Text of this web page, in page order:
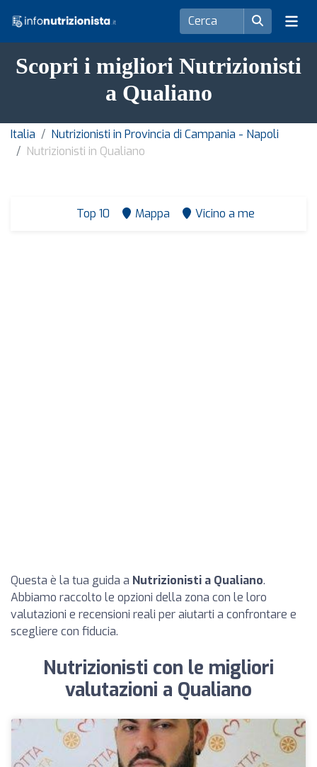
Scopri i migliori Nutrizionisti
a Qualiano
Italia
Nutrizionisti in Provincia di Campania - Napoli
Nutrizionisti in Qualiano
Top 10 Mappa Vicino a me
Questa è la tua guida a Nutrizionisti a Qualiano.
Abbiamo raccolto le opzioni della zona con le loro
valutazioni e recensioni reali per aiutarti a confrontare e
scegliere con fiducia.
Nutrizionisti con le migliori
valutazioni a Qualiano